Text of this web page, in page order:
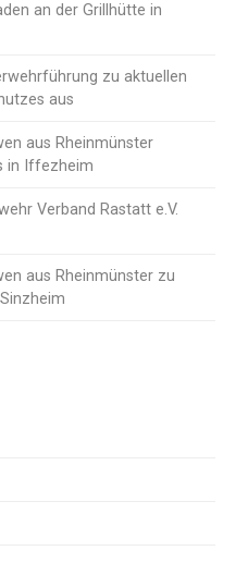
an der Grillhütte in
zu aktuellen
aus
aus Rheinmünster
in Iffezheim
Verband Rastatt e.V.
aus Rheinmünster zu